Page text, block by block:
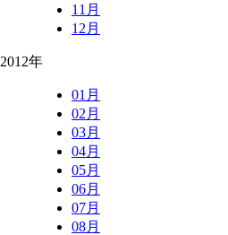
11月
12月
2012年
01月
02月
03月
04月
05月
06月
07月
08月